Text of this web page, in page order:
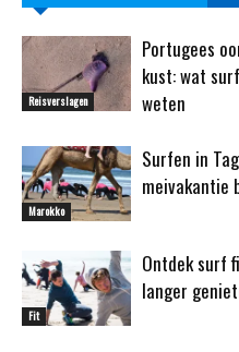
Reisverslagen
Portugees
kust: wat
weten
Marokko
Surfen in
meivakantie
Fit
Ontdek surf
langer